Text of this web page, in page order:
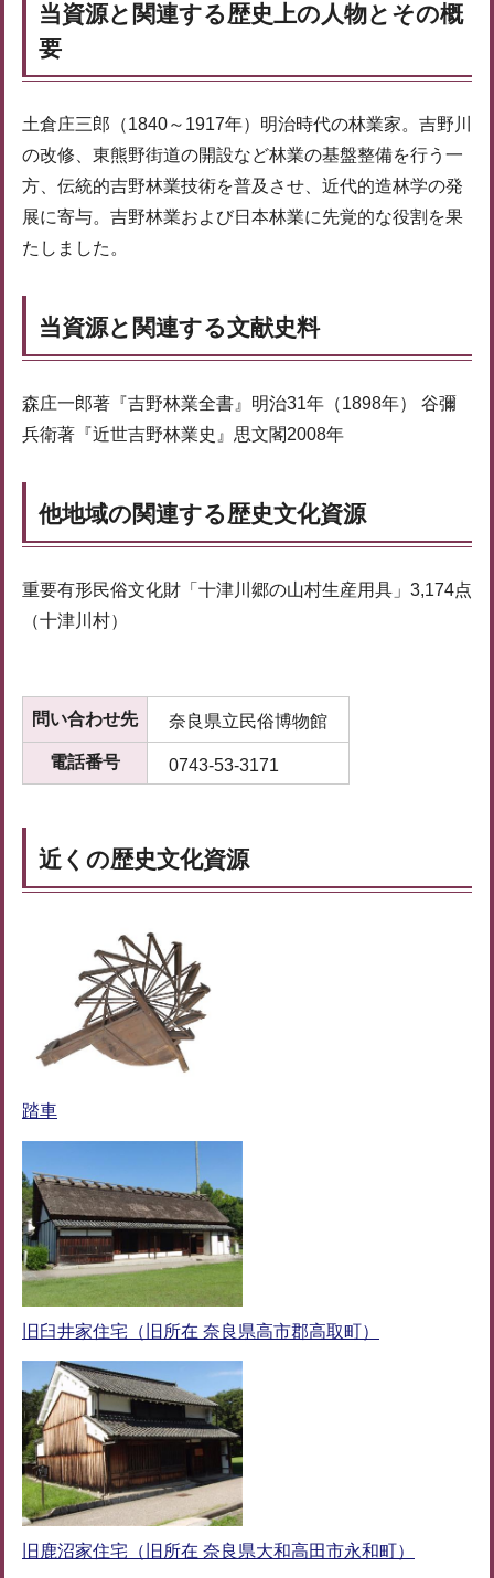
当資源と関連する歴史上の人物とその概
要
土倉庄三郎（1840～1917年）明治時代の林業家。吉野川
の改修、東熊野街道の開設など林業の基盤整備を行う一
方、伝統的吉野林業技術を普及させ、近代的造林学の発
展に寄与。吉野林業および日本林業に先覚的な役割を果
たしました。
当資源と関連する文献史料
森庄一郎著『吉野林業全書』明治31年（1898年） 谷彌
兵衛著『近世吉野林業史』思文閣2008年
他地域の関連する歴史文化資源
重要有形民俗文化財「十津川郷の山村生産用具」3,174点
（十津川村）
問い合わせ先 奈良県立民俗博物館
電話番号 0743-53-3171
近くの歴史文化資源
踏車
旧臼井家住宅（旧所在 奈良県高市郡高取町）
旧鹿沼家住宅（旧所在 奈良県大和高田市永和町）